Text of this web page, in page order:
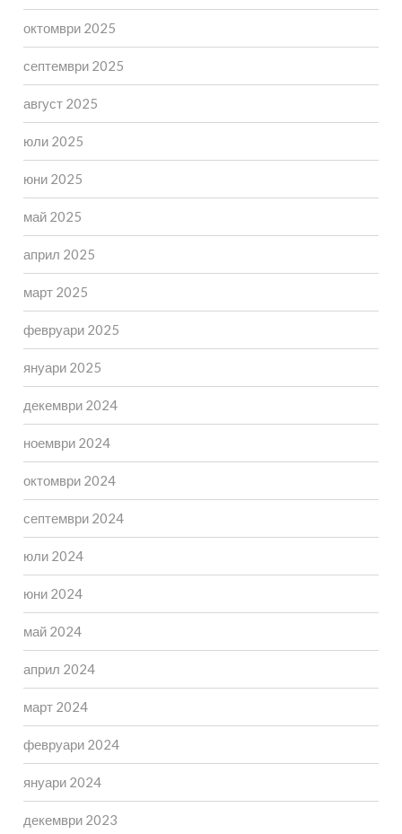
октомври 2025
септември 2025
август 2025
юли 2025
юни 2025
май 2025
април 2025
март 2025
февруари 2025
януари 2025
декември 2024
ноември 2024
октомври 2024
септември 2024
юли 2024
юни 2024
май 2024
април 2024
март 2024
февруари 2024
януари 2024
декември 2023